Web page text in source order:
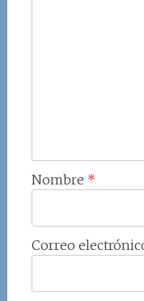
Nombre *
Correo